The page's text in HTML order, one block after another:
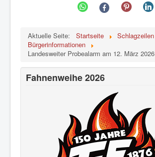
Aktuelle Seite: Startseite
Schlagzeilen
Bürgerinformationen
Landesweiter Probealarm am 12. März 2026
Fahnenweihe 2026